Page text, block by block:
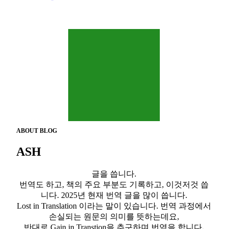
ABOUT BLOG
ASH
글을 씁니다.
번역도 하고, 책의 주요 부분도 기록하고, 이것저것 씁
니다. 2025년 현재 번역 글을 많이 씁니다.
Lost in Translation 이라는 말이 있습니다. 번역 과정에서
손실되는 원문의 의미를 뜻하는데요,
반대로 Gain in Transtion을 추구하며 번역을 합니다.